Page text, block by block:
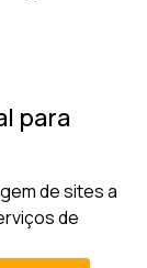
para
de sites a
de